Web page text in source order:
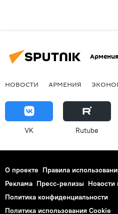
Армения
НОВОСТИ АРМЕНИЯ
VK Rutube
О проекте Правила
Реклама Пресс-релизы Новости
Политика конфиденциальности
Политика использования Cookie